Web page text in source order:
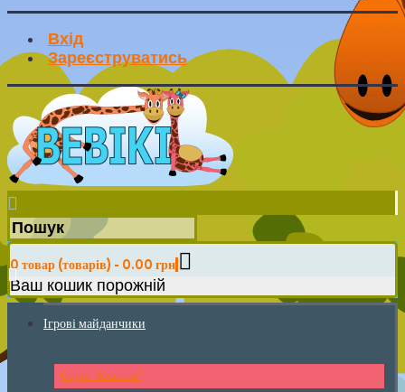
Вхід
Зареєструватись
0 товар (товарів) - 0.00 грн
Ваш кошик порожній
Ігрові майданчики
Серія "Классик"